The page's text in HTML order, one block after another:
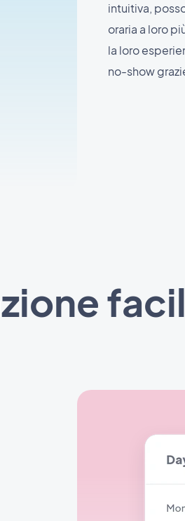
intuitiva,
oraria a loro
la loro
no-show